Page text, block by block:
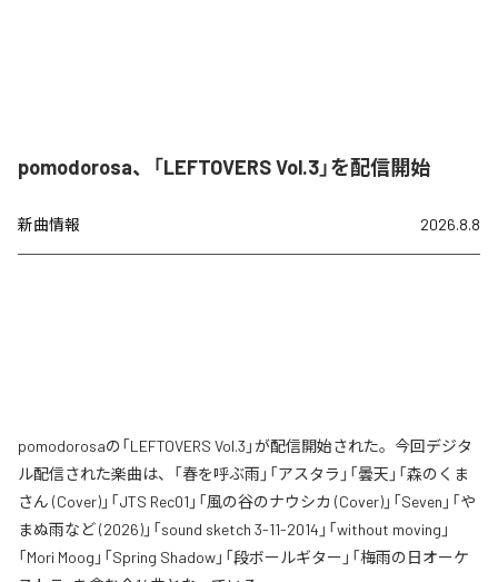
pomodorosa、「LEFTOVERS Vol.3」を配信開始
新曲情報 2026.8.8
pomodorosaの「LEFTOVERS Vol.3」が配信開始された。今回デジタ
ル配信された楽曲は、「春を呼ぶ雨」「アスタラ」「曇天」「森のくま
さん (Cover)」「JTS Rec01」「風の谷のナウシカ (Cover)」「Seven」「や
まぬ雨など (2026)」「sound sketch 3-11-2014」「without moving」
「Mori Moog」「Spring Shadow」「段ボールギター」「梅雨の日オーケ